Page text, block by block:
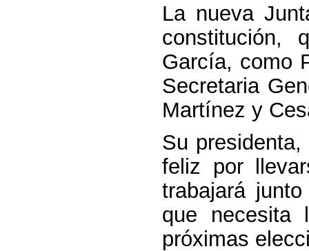
La nueva
constitución,
García, como
Secretaria
Martínez y
Su
feliz por
trabajará
que necesita
próximas